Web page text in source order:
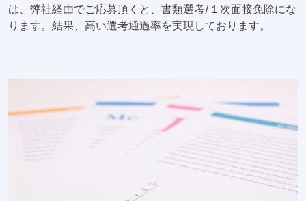
は、弊社経由でご応募頂くと、書類選考/１次面接免除にな
ります。結果、高い選考通過率を実現しております。